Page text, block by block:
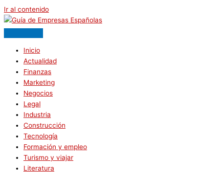
Ir al contenido
Inicio
Actualidad
Finanzas
Marketing
Negocios
Legal
Industria
Construcción
Tecnología
Formación y empleo
Turismo y viajar
Literatura